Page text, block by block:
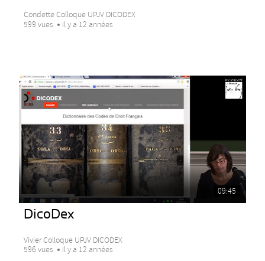
Condette Colloque UPJV DICODEX
599 vues
Il y a 12 années
09:45
DicoDex
Vivier Colloque UPJV DICODEX
596 vues
Il y a 12 années